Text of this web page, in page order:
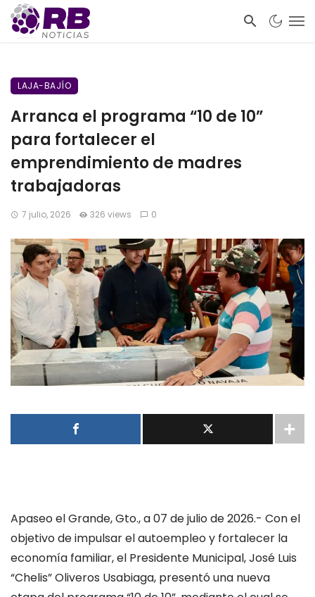
LAJA-BAJÍO
Arranca el programa “10 de 10”
para fortalecer el
emprendimiento de madres
trabajadoras
7 julio, 2026 326 views 0
Apaseo el Grande, Gto., a 07 de julio de 2026.- Con el
objetivo de impulsar el autoempleo y fortalecer la
economía familiar, el Presidente Municipal, José Luis
“Chelis” Oliveros Usabiaga, presentó una nueva